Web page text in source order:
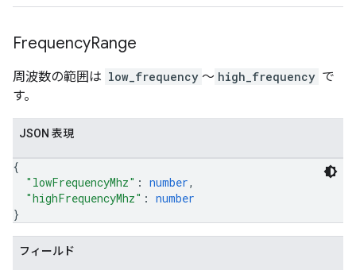
FrequencyRange
周波数の範囲は low_frequency ～ high_frequency で
す。
JSON 表現
{
"lowFrequencyMhz" : number,
"highFrequencyMhz" : number
}
フィールド